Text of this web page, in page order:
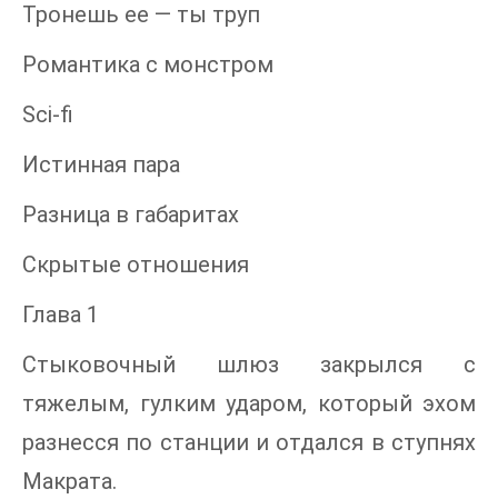
Тронешь ее — ты труп
Романтика с монстром
Sci-fi
Истинная пара
Разница в габаритах
Скрытые отношения
Глава 1
Стыковочный шлюз закрылся с
тяжелым, гулким ударом, который эхом
разнесся по станции и отдался в ступнях
Макрата.